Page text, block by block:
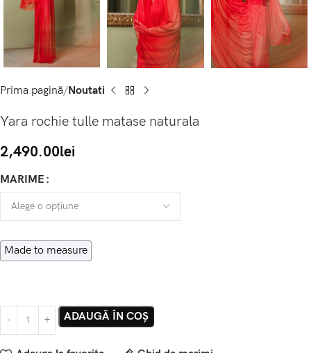
Prima pagină Noutati
Yara rochie tulle matase naturala
2,490.00lei
MARIME
Made to measure
ADAUGĂ ÎN COȘ